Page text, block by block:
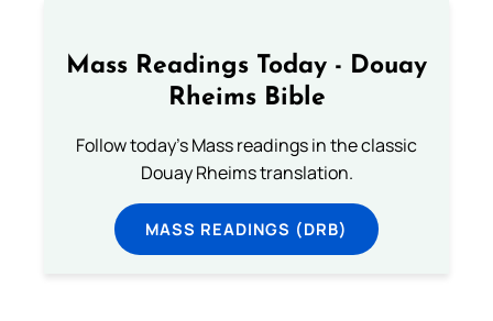
Mass Readings Today - Douay
Rheims Bible
Follow today's Mass readings in the classic
Douay Rheims translation.
MASS READINGS (DRB)